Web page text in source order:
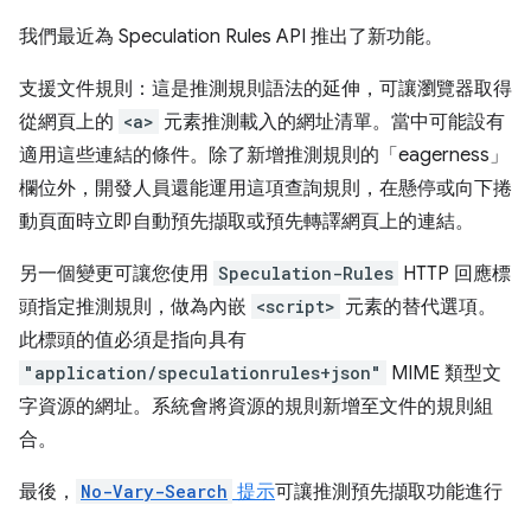
我們最近為 Speculation Rules API 推出了新功能。
支援文件規則：這是推測規則語法的延伸，可讓瀏覽器取得
從網頁上的 <a> 元素推測載入的網址清單。當中可能設有
適用這些連結的條件。除了新增推測規則的「eagerness」
欄位外，開發人員還能運用這項查詢規則，在懸停或向下捲
動頁面時立即自動預先擷取或預先轉譯網頁上的連結。
另一個變更可讓您使用 Speculation-Rules HTTP 回應標
頭指定推測規則，做為內嵌 <script> 元素的替代選項。
此標頭的值必須是指向具有
"application/speculationrules+json"
MIME 類型文
字資源的網址。系統會將資源的規則新增至文件的規則組
合。
最後， No-Vary-Search 提示可讓推測預先擷取功能進行